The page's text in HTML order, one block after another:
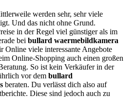
werden sehr, sehr viele
Und das nicht ohne Grund.
in der Regel viel günstiger als im
bei bullard waermebildkamera
Online viele interessante Angebote
Online-Shopping auch einen großen
So ist kein Verkäufer in der
vor dem bullard
beraten. Du verlässt dich also auf
Diese sind jedoch auch zu